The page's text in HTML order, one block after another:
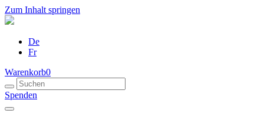
Zum Inhalt springen
De
Fr
Warenkorb0
Spenden